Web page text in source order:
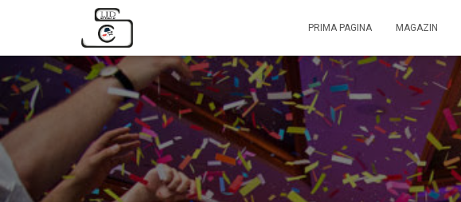
PRIMA PAGINA MAGAZIN